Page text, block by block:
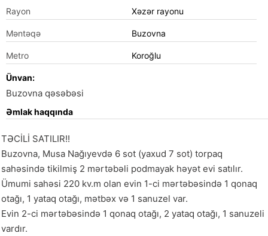
Rayon Xəzər rayonu
Məntəqə Buzovna
Metro Koroğlu
Ünvan:
Buzovna qəsəbəsi
Əmlak haqqında
TƏCİLİ SATILIR!!
Buzovna, Musa Nağıyevdə 6 sot (yaxud 7 sot) torpaq
sahəsində tikilmiş 2 mərtəbəli podmayak həyət evi satılır.
Ümumi sahəsi 220 kv.m olan evin 1-ci mərtəbəsində 1 qonaq
otağı, 1 yataq otağı, mətbəx və 1 sanuzel var.
Evin 2-ci mərtəbəsində 1 qonaq otağı, 2 yataq otağı, 1 sanuzeli
vardır.